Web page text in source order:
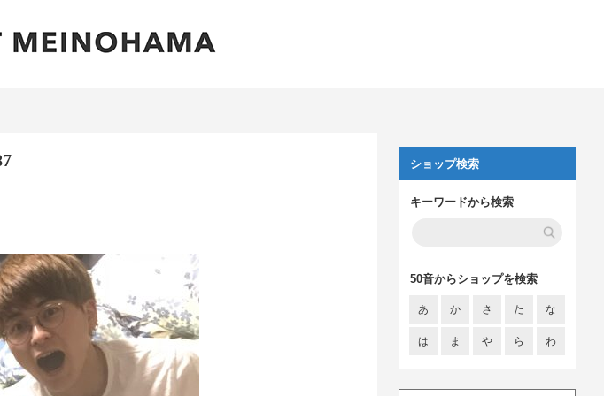
ショップ検索
キーワードから検索
50音からショップを検索
あ か さ た な
は ま や ら わ